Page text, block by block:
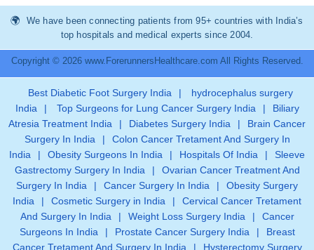
We have been connecting patients from 95+ countries with India’s
top hospitals and medical experts since 2004.
Copyright © 2026 www.ForerunnersHealthcare.com All Rights Reserved.
Best Diabetic Foot Surgery India |
hydrocephalus surgery
India
| Top Surgeons for Lung Cancer Surgery India |
Biliary
Atresia Treatment India
| Diabetes Surgery India |
Brain Cancer
Surgery In India
|
Colon Cancer Tretament And Surgery In
India
| Obesity Surgeons In India | Hospitals Of India |
Sleeve
Gastrectomy Surgery In India
|
Ovarian Cancer Treatment And
Surgery In India
| Cancer Surgery In India |
Obesity Surgery
India
| Cosmetic Surgery in India |
Cervical Cancer Tretament
And Surgery In India
| Weight Loss Surgery India |
Cancer
Surgeons In India
| Prostate Cancer Surgery India |
Breast
Cancer Tretament And Surgery In India
| Hysterectomy Surgery